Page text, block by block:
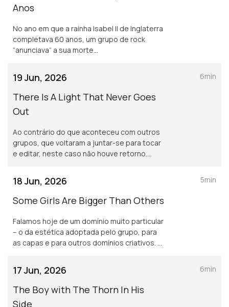
Anos
No ano em que a rainha Isabel II de Inglaterra
completava 60 anos, um grupo de rock
“anunciava” a sua morte...
19 Jun, 2026
There Is A Light That Never Goes
Out
Ao contrário do que aconteceu com outros
grupos, que voltaram a juntar-se para tocar
e editar, neste caso não houve retorno.
6min
18 Jun, 2026
Some Girls Are Bigger Than Others
Falamos hoje de um domínio muito particular
– o da estética adoptada pelo grupo, para
as capas e para outros domínios criativos. É
5min
17 Jun, 2026
The Boy with The Thorn In His
Side
6min